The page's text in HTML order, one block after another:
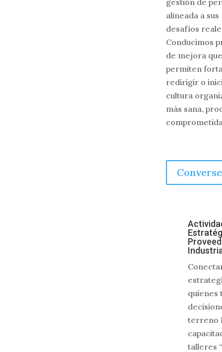
gestión de
alineada a sus
desafíos
Conducimos
de mejora que
permiten
redirigir o
cultura
más sana,
quienes
terreno
talleres